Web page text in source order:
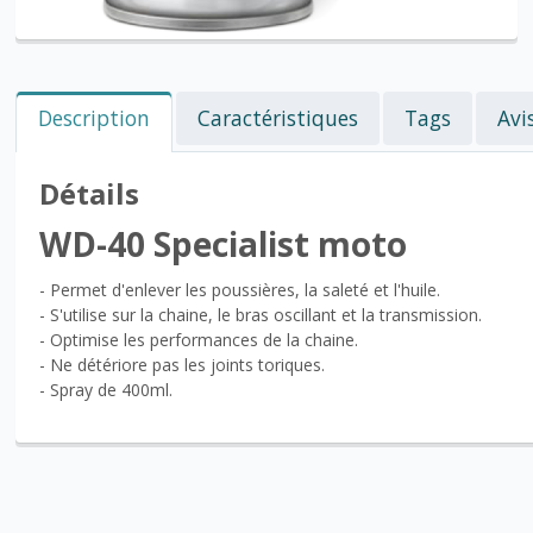
Description Caractéristiques Tags
Détails
WD-40 Specialist moto
- Permet d'enlever les poussières, la saleté et l'huile.
- S'utilise sur la chaine, le bras oscillant et la transmission.
- Optimise les performances de la chaine.
- Ne détériore pas les joints toriques.
- Spray de 400ml.